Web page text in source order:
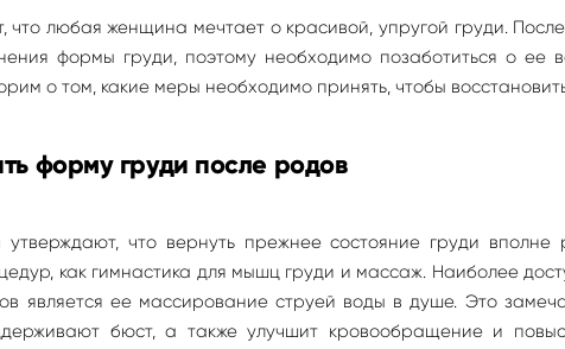
что любая женщина мечтает о красивой, упругой груди.
формы груди, поэтому необходимо позаботиться о ее
о том, какие меры необходимо принять, чтобы
форму груди после родов
утверждают, что вернуть прежнее состояние груди
как гимнастика для мышц груди и массаж. Наиболее
является ее массирование струей воды в душе. Это
бюст, а также улучшит кровообращение и